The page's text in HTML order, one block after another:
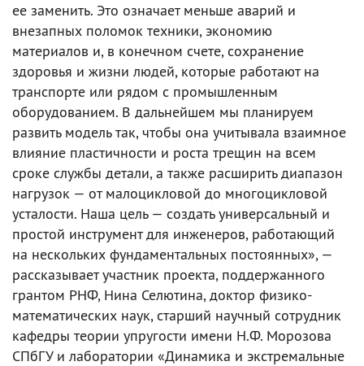
ее заменить. Это означает меньше аварий и
внезапных поломок техники, экономию
материалов и, в конечном счете, сохранение
здоровья и жизни людей, которые работают на
транспорте или рядом с промышленным
оборудованием. В дальнейшем мы планируем
развить модель так, чтобы она учитывала взаимное
влияние пластичности и роста трещин на всем
сроке службы детали, а также расширить диапазон
нагрузок — от малоцикловой до многоцикловой
усталости. Наша цель — создать универсальный и
простой инструмент для инженеров, работающий
на нескольких фундаментальных постоянных», —
рассказывает участник проекта, поддержанного
грантом РНФ, Нина Селютина, доктор физико-
математических наук, старший научный сотрудник
кафедры теории упругости имени Н.Ф. Морозова
СПбГУ и лаборатории «Динамика и экстремальные